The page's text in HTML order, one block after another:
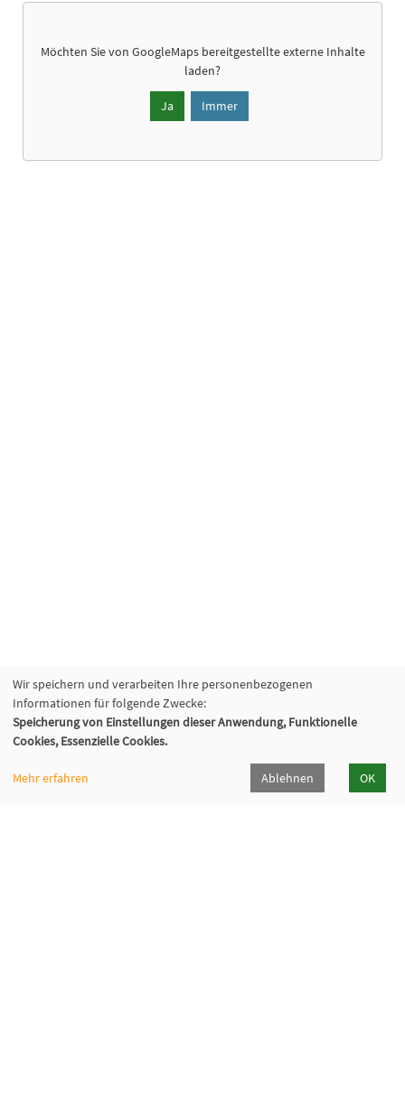
Möchten Sie von GoogleMapsbereitgestellte externe Inhalte
laden?
Ja Immer
Wir speichern und verarbeiten Ihre personenbezogenen
Informationen für folgende Zwecke:
Speicherung von Einstellungen dieser Anwendung, Funktionelle
Cookies, Essenzielle Cookies.
Mehr erfahren Ablehnen OK